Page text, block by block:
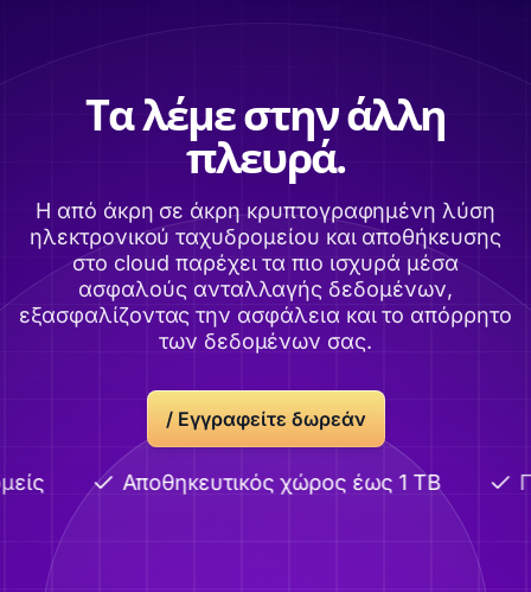
Τα λέμε στην άλλη
πλευρά.
Η από άκρη σε άκρη κρυπτογραφημένη λύση
ηλεκτρονικού ταχυδρομείου και αποθήκευσης
στο cloud παρέχει τα πιο ισχυρά μέσα
ασφαλούς ανταλλαγής δεδομένων,
εξασφαλίζοντας την ασφάλεια και το απόρρητο
των δεδομένων σας.
/ Εγγραφείτε δωρεάν
Αποθηκευτικός χώρος έως 1 TB